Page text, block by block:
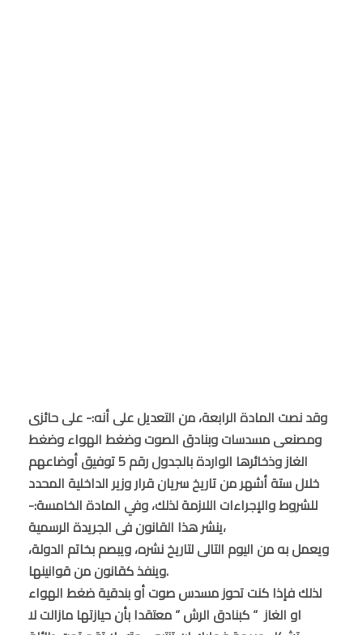
وقد نصت المادة الرابعة، من التعديل على أنه:- على حائزى
ومصنعى مسدسات وبنادق الصوت وضغط الهواء وضغط
الغاز وذخائرها الواردة بالجدول رقم 5 توفيق أوضاعهم
خلال ستة أشهر من تاريخ سريان قرار وزير الداخلية المحدد
للشروط والإجراءات اللازمة لذلك، وفي المادة الخامسة:-
ينشر هذا القانون فى الجريدة الرسمية،
ويعمل به من اليوم التالى لتاريخ نشره، ويبصم بخاتم الدولة،
وينفذ كقانون من قوانينها.
لذلك فإذا كنت تحوز مسدس صوت أو بندقية ضغط الهواء
او الغاز ” كبنادق الرش ” معتقدا بأن حيازتها مازالت لا